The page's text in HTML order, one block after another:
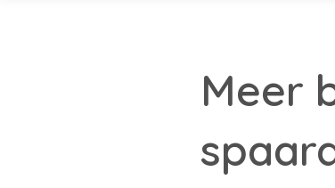
Meer